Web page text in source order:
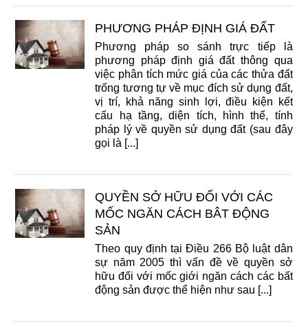
PHƯƠNG PHÁP ĐỊNH GIÁ ĐẤT
Phương pháp so sánh trực tiếp là
phương pháp định giá đất thông qua
việc phân tích mức giá của các thửa đất
trống tương tự về mục đích sử dụng đất,
vị trí, khả năng sinh lợi, điều kiện kết
cấu hạ tầng, diện tích, hình thể, tính
pháp lý về quyền sử dụng đất (sau đây
gọi là [...]
QUYỀN SỞ HỮU ĐỐI VỚI CÁC
MỐC NGĂN CÁCH BÂT ĐỘNG
SẢN
Theo quy định tại Điều 266 Bộ luật dân
sự năm 2005 thì vấn đề về quyền sở
hữu đối với mốc giới ngăn cách các bất
động sản được thể hiện như sau [...]